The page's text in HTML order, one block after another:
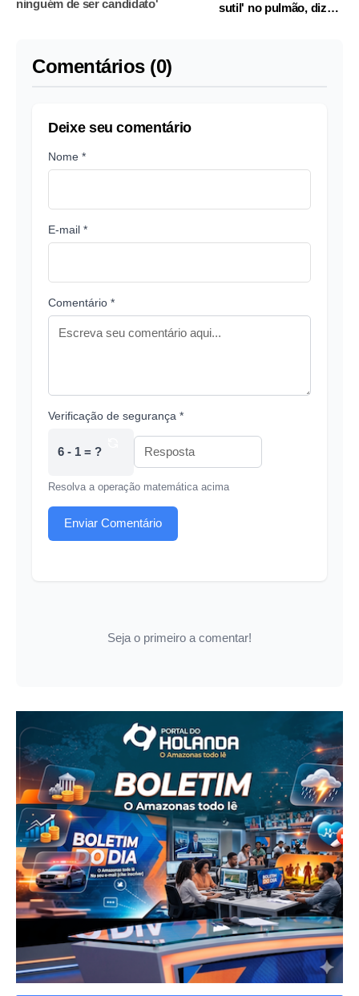
ninguém de ser candidato'
sutil' no pulmão, dizem
Comentários (0)
Deixe seu comentário
Nome *
E-mail *
Comentário *
Verificação de segurança *
6 - 1 = ?
Resolva a operação matemática acima
Enviar Comentário
Seja o primeiro a comentar!